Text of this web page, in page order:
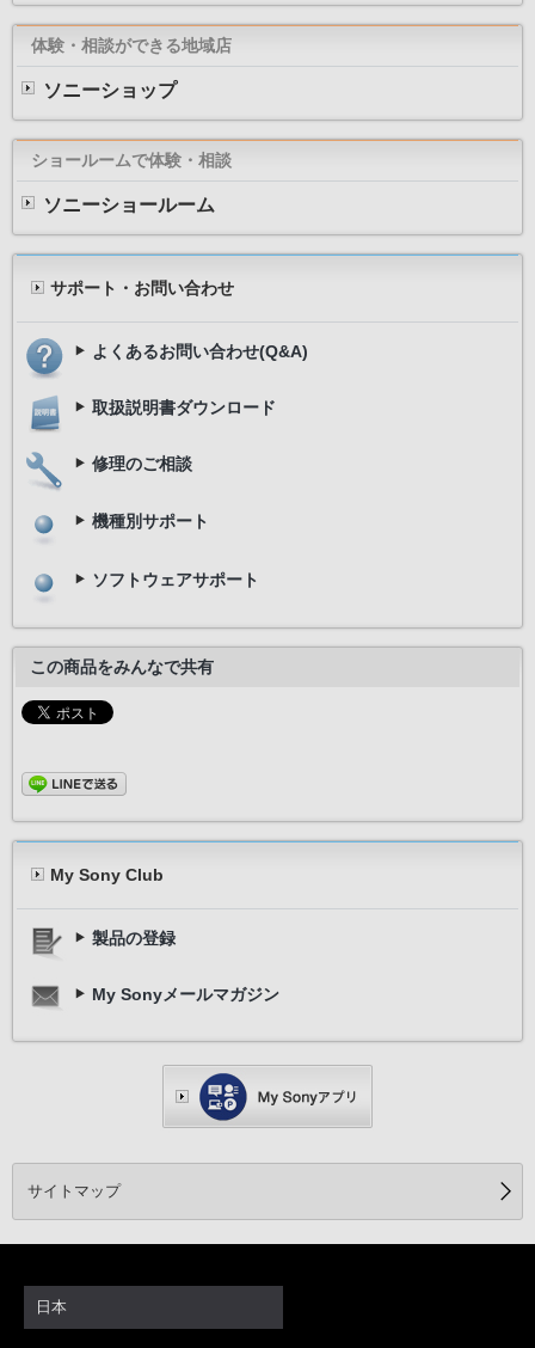
体験・相談ができる地域店
ソニーショップ
ショールームで体験・相談
ソニーショールーム
サポート・お問い合わせ
よくあるお問い合わせ(Q&A)
取扱説明書ダウンロード
修理のご相談
機種別サポート
ソフトウェアサポート
この商品をみんなで共有
My Sony Club
製品の登録
My Sonyメールマガジン
サイトマップ
日本